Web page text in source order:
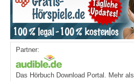
Partner:
Das Hörbuch Download Portal. Mehr als